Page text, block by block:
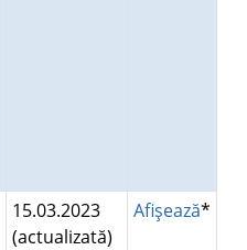
15.03.2023
(actualizată)
Afişează*